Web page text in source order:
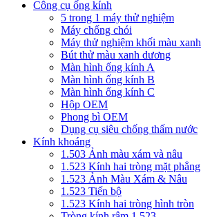
Công cụ ống kính
5 trong 1 máy thử nghiệm
Máy chống chói
Máy thử nghiệm khối màu xanh
Bút thử màu xanh dương
Màn hình ống kính A
Màn hình ống kính B
Màn hình ống kính C
Hộp OEM
Phong bì OEM
Dụng cụ siêu chống thấm nước
Kính khoáng
1.503 Ảnh màu xám và nâu
1.523 Kính hai tròng mặt phẳng
1.523 Ảnh Màu Xám & Nâu
1.523 Tiến bộ
1.523 Kính hai tròng hình tròn